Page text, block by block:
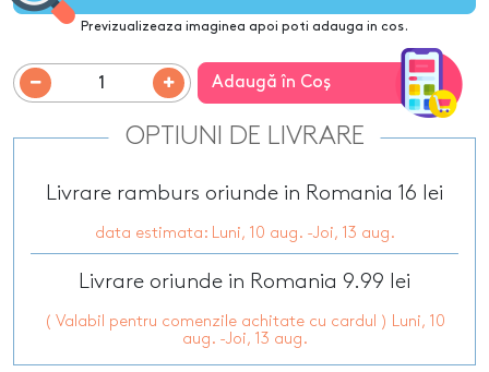
Previzualizeaza imaginea apoi poti adauga in cos.
Adaugă în Coş
OPTIUNI DE LIVRARE
Livrare ramburs oriunde in Romania 16 lei
data estimata: Luni, 10 aug. -Joi, 13 aug.
Livrare oriunde in Romania 9.99 lei
( Valabil pentru comenzile achitate cu cardul ) Luni, 10
aug. -Joi, 13 aug.